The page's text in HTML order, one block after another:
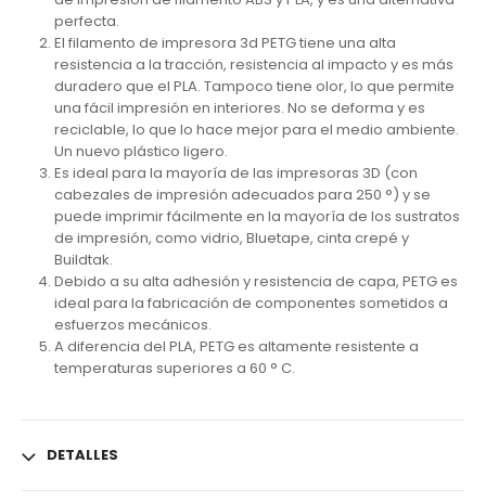
perfecta.
El filamento de impresora 3d PETG tiene una alta
resistencia a la tracción, resistencia al impacto y es más
duradero que el PLA. Tampoco tiene olor, lo que permite
una fácil impresión en interiores. No se deforma y es
reciclable, lo que lo hace mejor para el medio ambiente.
Un nuevo plástico ligero.
Es ideal para la mayoría de las impresoras 3D (con
cabezales de impresión adecuados para 250 °) y se
puede imprimir fácilmente en la mayoría de los sustratos
de impresión, como vidrio, Bluetape, cinta crepé y
Buildtak.
Debido a su alta adhesión y resistencia de capa, PETG es
ideal para la fabricación de componentes sometidos a
esfuerzos mecánicos.
A diferencia del PLA, PETG es altamente resistente a
temperaturas superiores a 60 ° C.
DETALLES